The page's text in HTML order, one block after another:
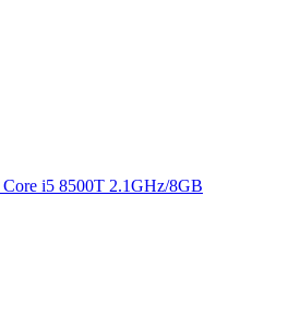
Core i5 8500T 2.1GHz/8GB